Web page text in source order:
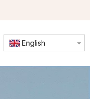
English